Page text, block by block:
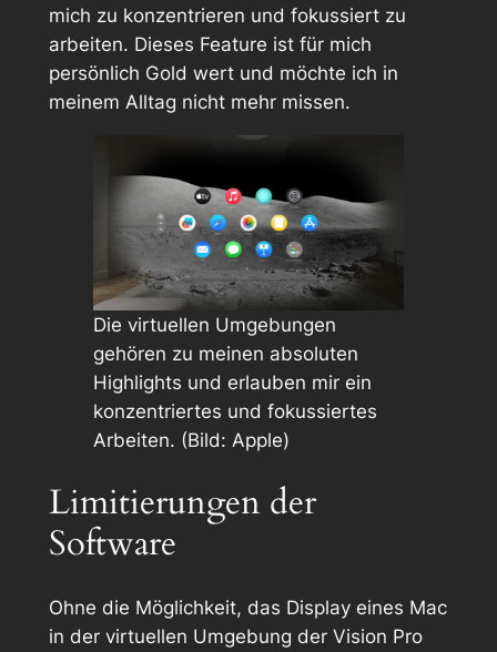
mich zu konzentrieren und fokussiert zu
arbeiten. Dieses Feature ist für mich
persönlich Gold wert und möchte ich in
meinem Alltag nicht mehr missen.
Die virtuellen Umgebungen
gehören zu meinen absoluten
Highlights und erlauben mir ein
konzentriertes und fokussiertes
Arbeiten. (Bild: Apple)
Limitierungen der
Software
Ohne die Möglichkeit, das Display eines Mac
in der virtuellen Umgebung der Vision Pro